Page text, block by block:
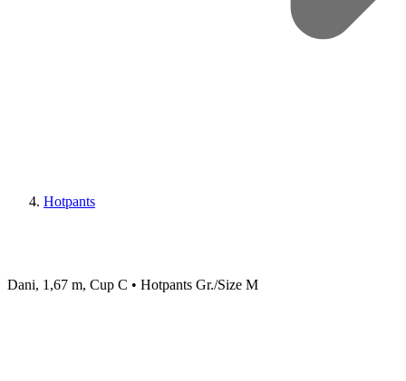
Hotpants
Dani, 1,67 m, Cup C • Hotpants Gr./Size M